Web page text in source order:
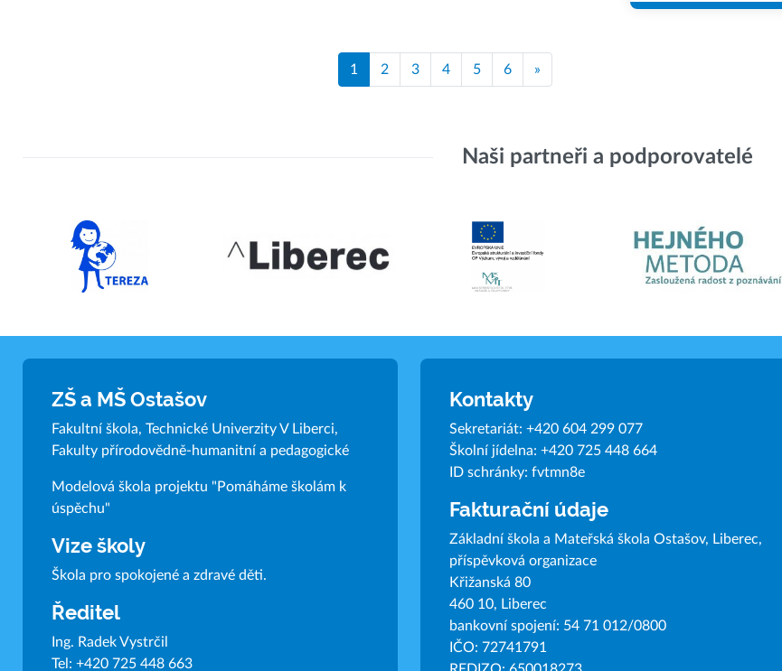
1 2 3 4 5 6 »
Naši partneři a podporovatelé
ZŠ a MŠ Ostašov
Fakultní škola, Technické Univerzity V Liberci,
Fakulty přírodovědně-humanitní a pedagogické
Modelová škola projektu "Pomáháme školám k
úspěchu"
Vize školy
Škola pro spokojené a zdravé děti.
Ředitel
Ing. Radek Vystrčil
Tel: +420 725 448 663
Kontakty
Sekretariát: +420 604 299 077
Školní jídelna: +420 725 448 664
ID schránky: fvtmn8e
Fakturační údaje
Základní škola a Mateřská škola Ostašov, Liberec,
příspěvková organizace
Křižanská 80
460 10, Liberec
bankovní spojení: 54 71 012/0800
IČO: 72741791